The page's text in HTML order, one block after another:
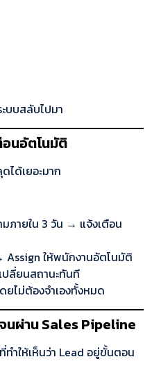
บบสลับไปมา
นอัตโนมัติ
ได้เยอะมาก
ภายใน 3 วัน → แจ้งเตือน
ให้พนักงานอัตโนมัติ
ลี่ยนสถานะทันที
ยไม่ต้องจำเองทั้งหมด
นผ่าน Sales Pipeline
ทำให้เห็นว่า Lead อยู่ขั้นตอน